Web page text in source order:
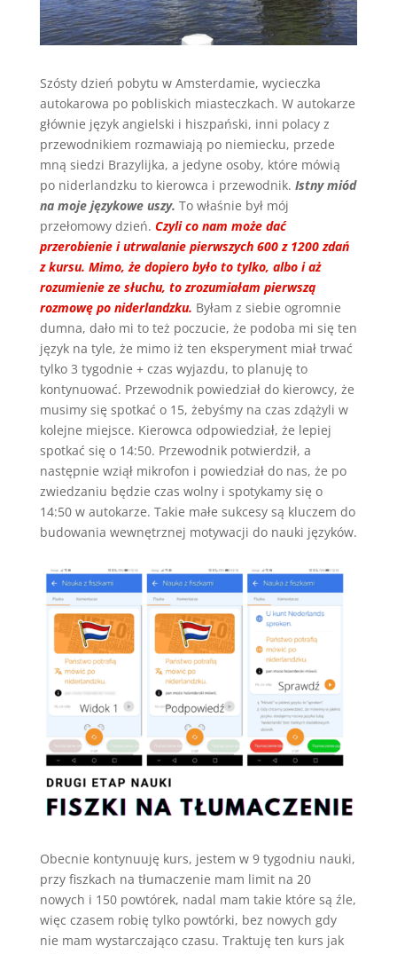
Szósty dzień pobytu w Amsterdamie, wycieczka
autokarowa po pobliskich miasteczkach. W autokarze
głównie język angielski i hiszpański, inni polacy z
przewodnikiem rozmawiają po niemiecku, przede
mną siedzi Brazylijka, a jedyne osoby, które mówią
po niderlandzku to kierowca i przewodnik. Istny miód
na moje językowe uszy. To właśnie był mój
przełomowy dzień. Czyli co nam może dać
przerobienie i utrwalanie pierwszych 600 z 1200 zdań
z kursu. Mimo, że dopiero było to tylko, albo i aż
rozumienie ze słuchu, to zrozumiałam pierwszą
rozmowę po niderlandzku. Byłam z siebie ogromnie
dumna, dało mi to też poczucie, że podoba mi się ten
język na tyle, że mimo iż ten eksperyment miał trwać
tylko 3 tygodnie + czas wyjazdu, to planuję to
kontynuować. Przewodnik powiedział do kierowcy, że
musimy się spotkać o 15, żebyśmy na czas zdążyli w
kolejne miejsce. Kierowca odpowiedział, że lepiej
spotkać się o 14:50. Przewodnik potwierdził, a
następnie wziął mikrofon i powiedział do nas, że po
zwiedzaniu będzie czas wolny i spotykamy się o
14:50 w autokarze. Takie małe sukcesy są kluczem do
budowania wewnętrznej motywacji do nauki języków.
Obecnie kontynuuję kurs, jestem w 9 tygodniu nauki,
przy fiszkach na tłumaczenie mam limit na 20
nowych i 150 powtórek, nadal mam takie które są źle,
więc czasem robię tylko powtórki, bez nowych gdy
nie mam wystarczająco czasu. Traktuję ten kurs jak